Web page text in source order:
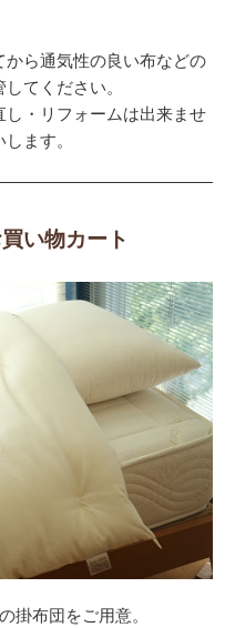
ら通気性の良い布などの
てください。
・リフォームは出来ませ
ます。
い物カート
掛布団をご用意。